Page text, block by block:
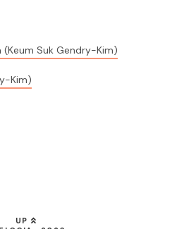
Suk Gendry-Kim)
Kim)
UP